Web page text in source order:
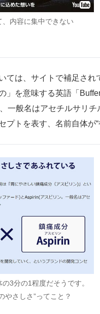
内容に集中できない
ては、サイトで補足され
」を意味する英語「
一般名はアセチルサリ
プトを表す、名前自体が
3分の1程度だそうです。
やさしさ”ってこと？